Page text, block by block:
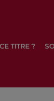
TITRE ?